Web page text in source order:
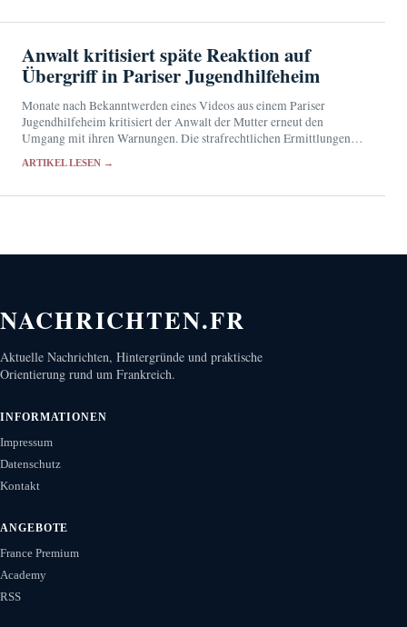
Anwalt kritisiert späte Reaktion auf
Übergriff in Pariser Jugendhilfeheim
Monate nach Bekanntwerden eines Videos aus einem Pariser
Jugendhilfeheim kritisiert der Anwalt der Mutter erneut den
Umgang mit ihren Warnungen. Die strafrechtlichen Ermittlungen
ARTIKEL LESEN →
NACHRICHTEN.FR
Aktuelle Nachrichten, Hintergründe und praktische
Orientierung rund um Frankreich.
INFORMATIONEN
Impressum
Datenschutz
Kontakt
ANGEBOTE
France Premium
Academy
RSS